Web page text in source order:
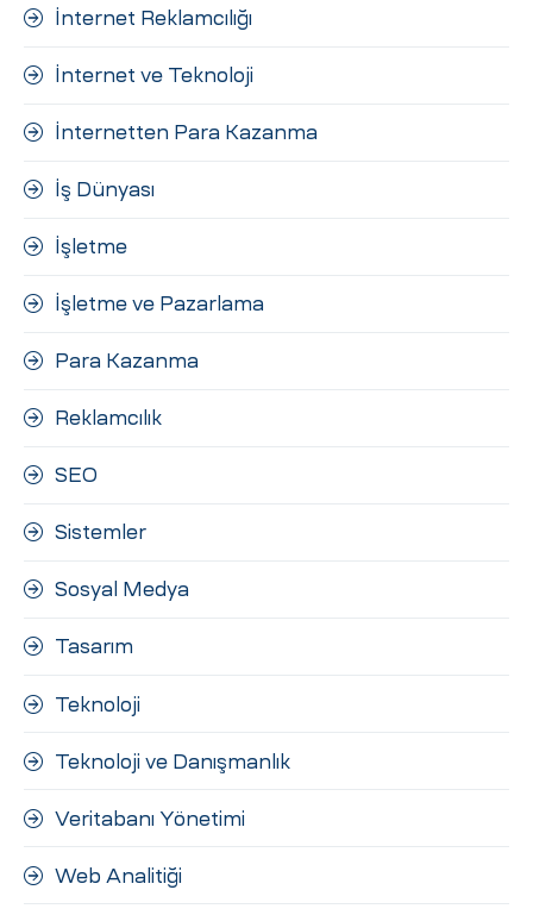
İnternet Reklamcılığı
İnternet ve Teknoloji
İnternetten Para Kazanma
İş Dünyası
İşletme
İşletme ve Pazarlama
Para Kazanma
Reklamcılık
SEO
Sistemler
Sosyal Medya
Tasarım
Teknoloji
Teknoloji ve Danışmanlık
Veritabanı Yönetimi
Web Analitiği